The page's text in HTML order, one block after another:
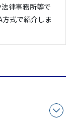
律事務所等で
式で紹介しま